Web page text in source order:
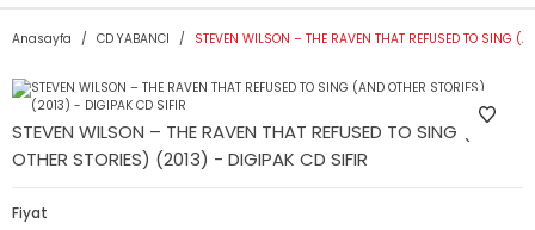
Anasayfa CD YABANCI STEVEN WILSON – THE RAVEN THAT REFUSED TO SING
STEVEN WILSON – THE RAVEN THAT REFUSED TO SING (AND
OTHER STORIES) (2013) - DIGIPAK CD SIFIR
Fiyat